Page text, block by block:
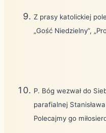
Z prasy katolickiej
„Gość Niedzielny”,
P. Bóg wezwał do
parafialnej
Polecajmy go